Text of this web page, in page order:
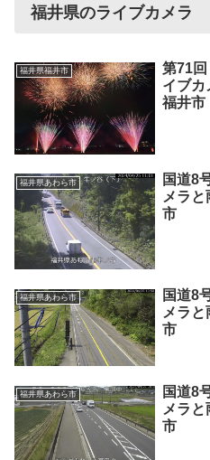
福井県のライブカメラ
福井県福井市
第71回
イブカ
福井市
福井県あわら市
国道8
メラと
市
福井県あわら市
国道8
メラ
市
福井県あわら市
国道8
メラ
市